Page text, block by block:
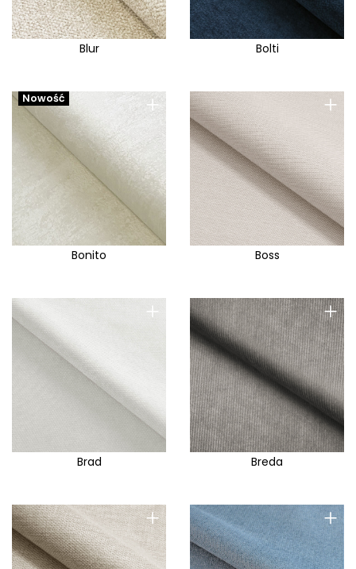
Blur Bolti
+
Nowość
Bonito
+
Boss
+
Brad
+
Breda
+ +